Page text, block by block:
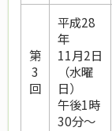
第
3
回
平成28
年
11月2日
（水曜
日）
午後1時
30分～